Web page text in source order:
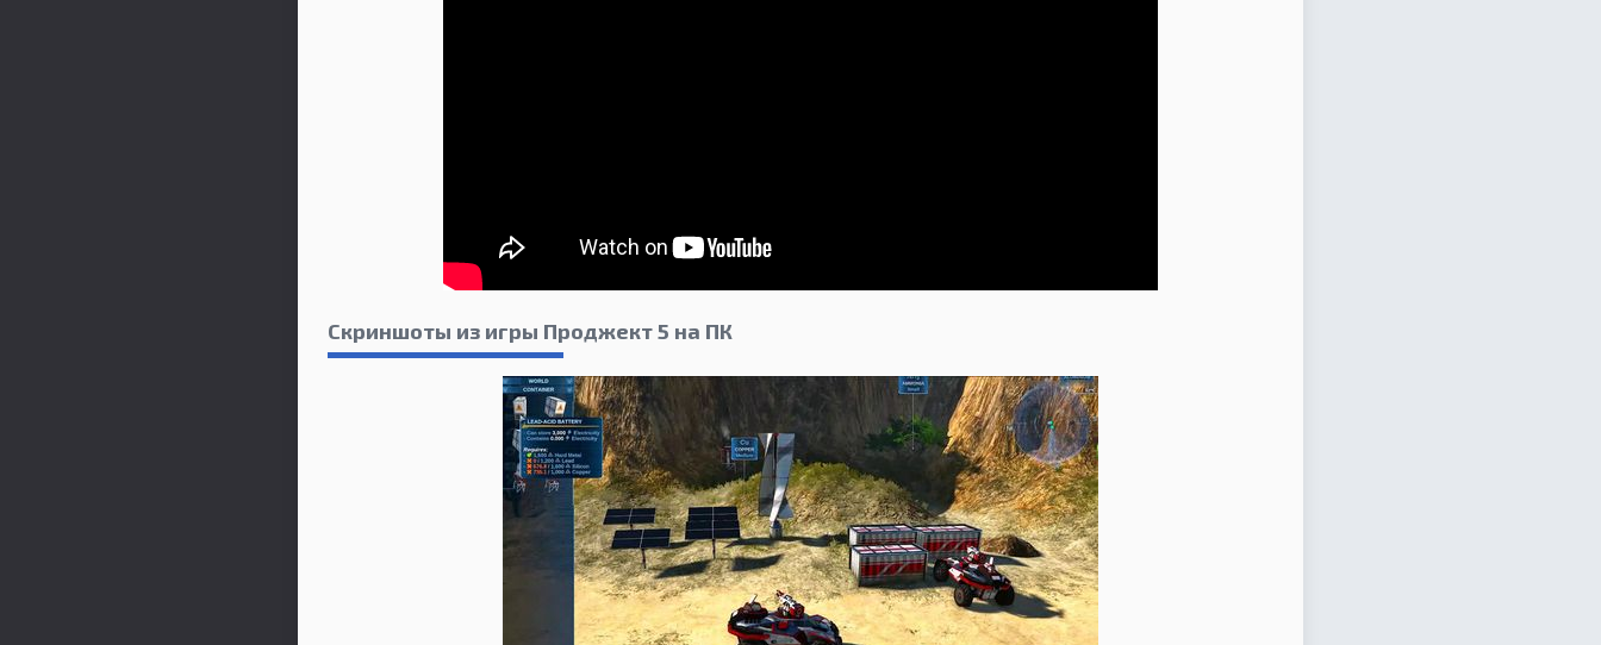
Скриншоты из игры Проджект 5 на ПК